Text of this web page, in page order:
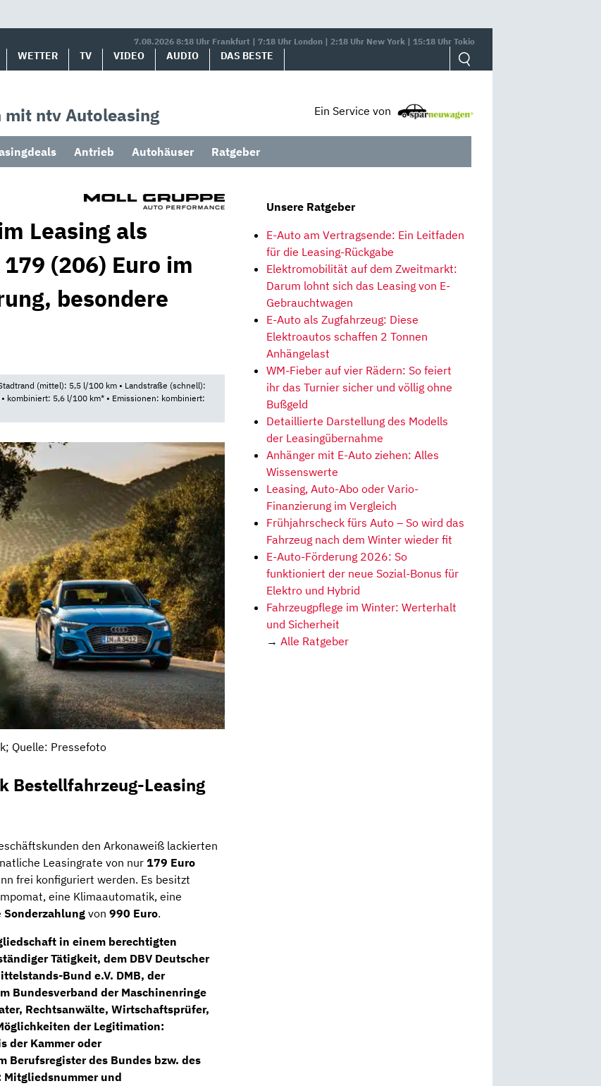
7.08.2026 8:18 Uhr Frankfurt | 7:18 Uhr London | 2:18 Uhr New York | 15:18 Uhr Tokio
WETTER TV VIDEO AUDIO DAS BESTE
mit ntv Autoleasing Ein Service von
Antrieb Autohäuser Ratgeber
Leasing als
(206) Euro im
besondere
(mittel): 5,5 l/100 km • Landstraße (schnell):
kombiniert: 5,6 l/100 km* • Emissionen: kombiniert:
Quelle: Pressefoto
Bestellfahrzeug-Leasing
den Arkonaweiß lackierten
Leasingrate von nur179 Euro
frei konfiguriert werden. Es besitzt
eine Klimaautomatik, eine
Sonderzahlung von 990 Euro.
in einem berechtigten
Tätigkeit, dem DBV Deutscher
Bund e.V. DMB, der
Bundesverband der Maschinenringe
Rechtsanwälte, Wirtschaftsprüfer,
der Legitimation:
der Kammer oder
Berufsregister des Bundes bzw. des
Mitgliedsnummer und
Unsere Ratgeber
E-Auto am Vertragsende: Ein Leitfaden
für die Leasing-Rückgabe
Elektromobilität auf dem Zweitmarkt:
Darum lohnt sich das Leasing von E-
Gebrauchtwagen
E-Auto als Zugfahrzeug: Diese
Elektroautos schaffen 2 Tonnen
Anhängelast
WM-Fieber auf vier Rädern: So feiert
ihr das Turnier sicher und völlig ohne
Bußgeld
Detaillierte Darstellung des Modells
der Leasingübernahme
Anhänger mit E-Auto ziehen: Alles
Wissenswerte
Leasing, Auto-Abo oder Vario-
Finanzierung im Vergleich
Frühjahrscheck fürs Auto – So wird das
Fahrzeug nach dem Winter wieder fit
E-Auto-Förderung 2026: So
funktioniert der neue Sozial-Bonus für
Elektro und Hybrid
Fahrzeugpflege im Winter: Werterhalt
und Sicherheit
→ Alle Ratgeber